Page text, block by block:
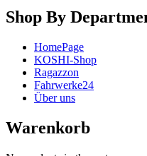
Shop By
HomePage
KOSHI-Shop
Ragazzon
Fahrwerke24
Über uns
Warenkorb